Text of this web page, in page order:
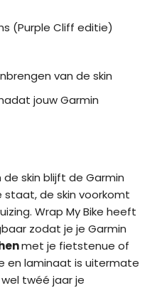
(Purple Cliff editie)
van de skin
jouw Garmin
skin blijft de Garmin
de skin voorkomt
Wrap My Bike heeft
zodat je je Garmin
met je fietstenue of
en laminaat is uitermate
twéé jaar je